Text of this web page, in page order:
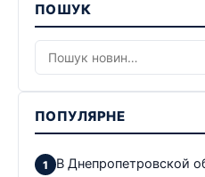
ПОШУК
ПОПУЛЯРНЕ
В Днепропетровской